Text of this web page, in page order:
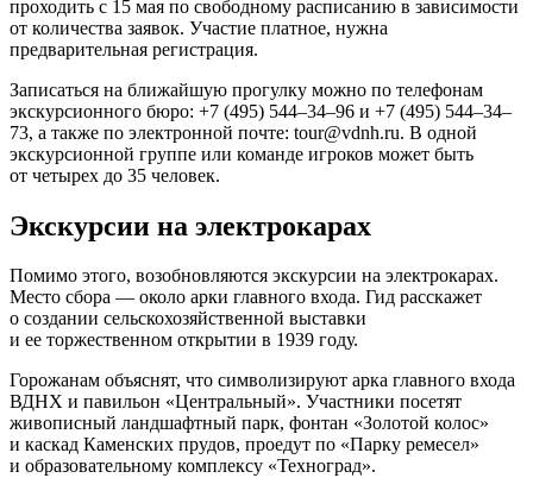
проходить с 15 мая по свободному расписанию в зависимости
от количества заявок. Участие платное, нужна
предварительная регистрация.
Записаться на ближайшую прогулку можно по телефонам
экскурсионного бюро: +7 (495) 544–34–96 и +7 (495) 544–34–
73, а также по электронной почте: tour@vdnh.ru. В одной
экскурсионной группе или команде игроков может быть
от четырех до 35 человек.
Экскурсии на электрокарах
Помимо этого, возобновляются экскурсии на электрокарах.
Место сбора — около арки главного входа. Гид расскажет
о создании сельскохозяйственной выставки
и ее торжественном открытии в 1939 году.
Горожанам объяснят, что символизируют арка главного входа
ВДНХ и павильон «Центральный». Участники посетят
живописный ландшафтный парк, фонтан «Золотой колос»
и каскад Каменских прудов, проедут по «Парку ремесел»
и образовательному комплексу «Техноград».